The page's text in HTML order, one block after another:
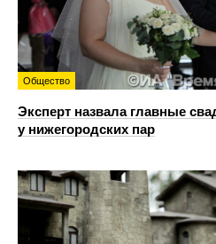
Общество
Эксперт назвала главные
у нижегородских пар